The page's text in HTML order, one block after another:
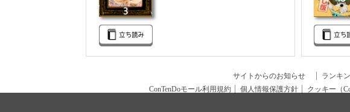
サイトからのお知らせ ランキ
ConTenDoモール利用規約
個人情報保護方針 クッキー（